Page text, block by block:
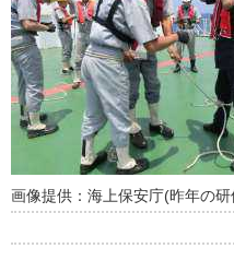
画像提供：海上保安庁(昨年の